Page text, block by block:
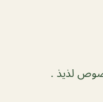
لذيذ .